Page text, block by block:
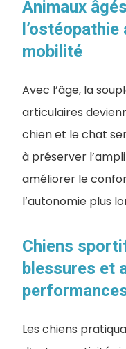
Animaux
mobilité
Avec l’âge, la
articulaires
chien et le chat
à préserver
améliorer le
l’autonomie plus
Chiens
blessures et
Les chiens